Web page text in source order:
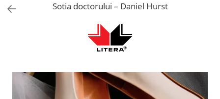
Stilouri școlare
Creioane colorate
Creioane cerate
Sotia doctorului – Daniel Hurst